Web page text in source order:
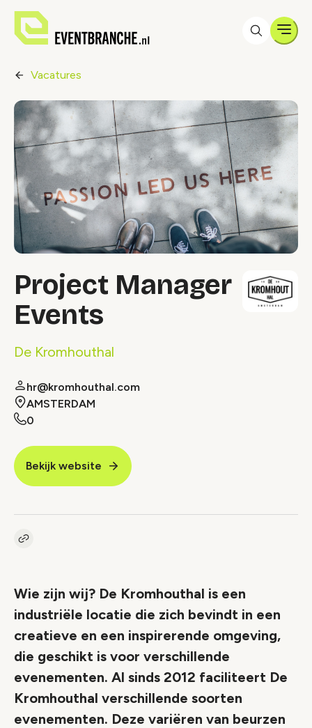
Vacatures
Project Manager
Events
De Kromhouthal
hr@kromhouthal.com
AMSTERDAM
0
Bekijk website
Kopieer link naar vacature
Wie zijn wij? De Kromhouthal is een
industriële locatie die zich bevindt in een
creatieve en een inspirerende omgeving,
die geschikt is voor verschillende
evenementen. Al sinds 2012 faciliteert De
Kromhouthal verschillende soorten
evenementen. Deze variëren van beurzen